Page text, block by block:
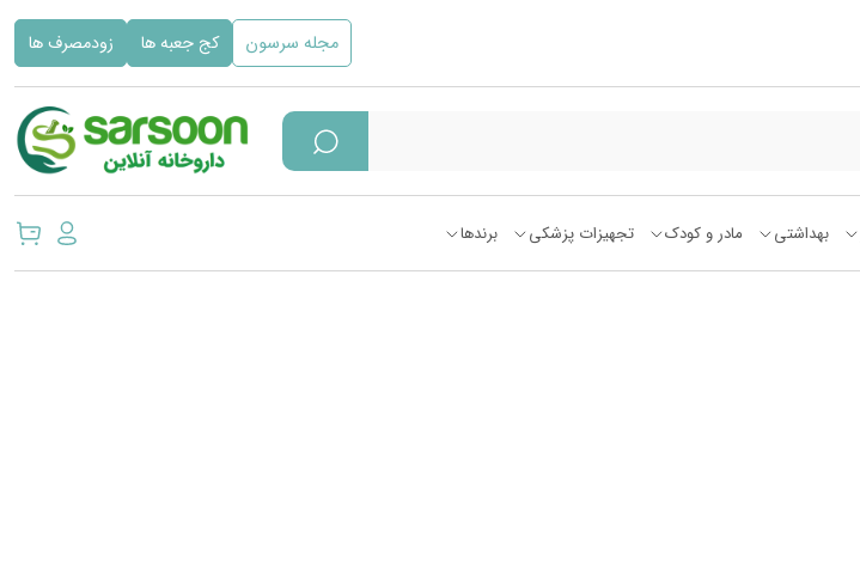
مجله سرسون کج جعبه ها زودمصرف ها
بهداشتی مادر و کودک تجهیزات پزشکی برندها